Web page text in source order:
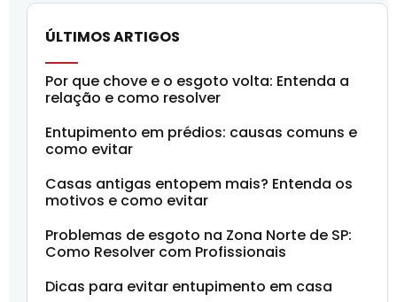
ÚLTIMOS ARTIGOS
Por que chove e o esgoto volta: Entenda a
relação e como resolver
Entupimento em prédios: causas comuns e
como evitar
Casas antigas entopem mais? Entenda os
motivos e como evitar
Problemas de esgoto na Zona Norte de SP:
Como Resolver com Profissionais
Dicas para evitar entupimento em casa